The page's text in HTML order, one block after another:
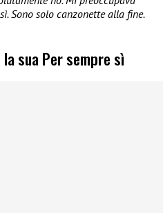
Sono solo canzonette alla fine.
sua Per sempre sì